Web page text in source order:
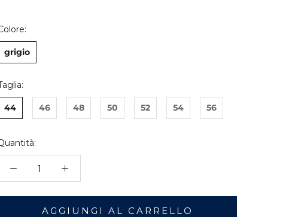
grigio
44 46 48 50 52 54 56
AGGIUNGI AL CARRELLO